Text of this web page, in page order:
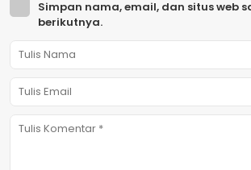
Simpan nama, email, dan situs web
berikutnya.